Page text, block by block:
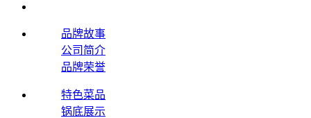
品牌故事
公司简介
品牌荣誉
特色菜品
锅底展示